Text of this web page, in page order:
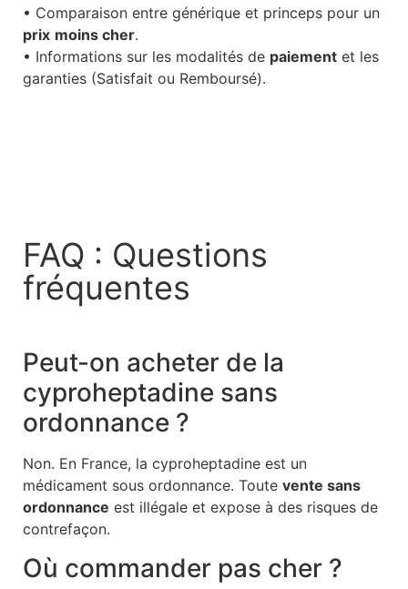
• Comparaison entre générique et princeps pour un
prix moins cher.
• Informations sur les modalités de paiement et les
garanties (Satisfait ou Remboursé).
FAQ : Questions
fréquentes
Peut-on acheter de la
cyproheptadine sans
ordonnance ?
Non. En France, la cyproheptadine est un
médicament sous ordonnance. Toute vente sans
ordonnance est illégale et expose à des risques de
contrefaçon.
Où commander pas cher ?